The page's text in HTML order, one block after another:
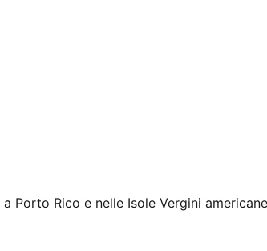
Porto Rico e nelle Isole Vergini